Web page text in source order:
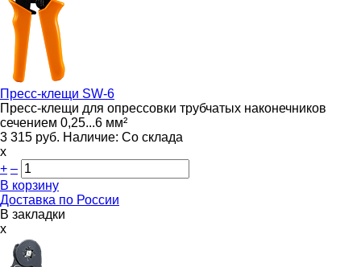
Пресс-клещи SW-6
Пресс-клещи для опрессовки трубчатых наконечников
сечением 0,25...6 мм²
3 315 руб. Наличие: Со склада
х
+ –
В корзину
Доставка по России
В закладки
x